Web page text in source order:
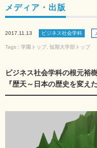
メディア・出版
2017.11.13 ビジネス社会学科
Tags : 学園トップ 短期大学部トップ
ビジネス社会学科の根元裕
『歴天～日本の歴史を変え